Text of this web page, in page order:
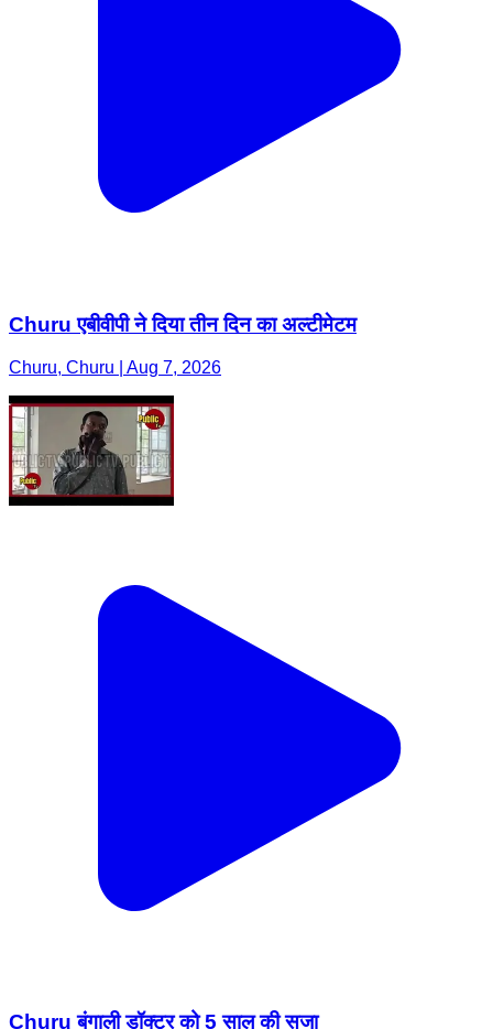
Churu एबीवीपी ने दिया तीन दिन का अल्टीमेटम
Churu, Churu | Aug 7, 2026
Churu बंगाली डॉक्टर को 5 साल की सजा